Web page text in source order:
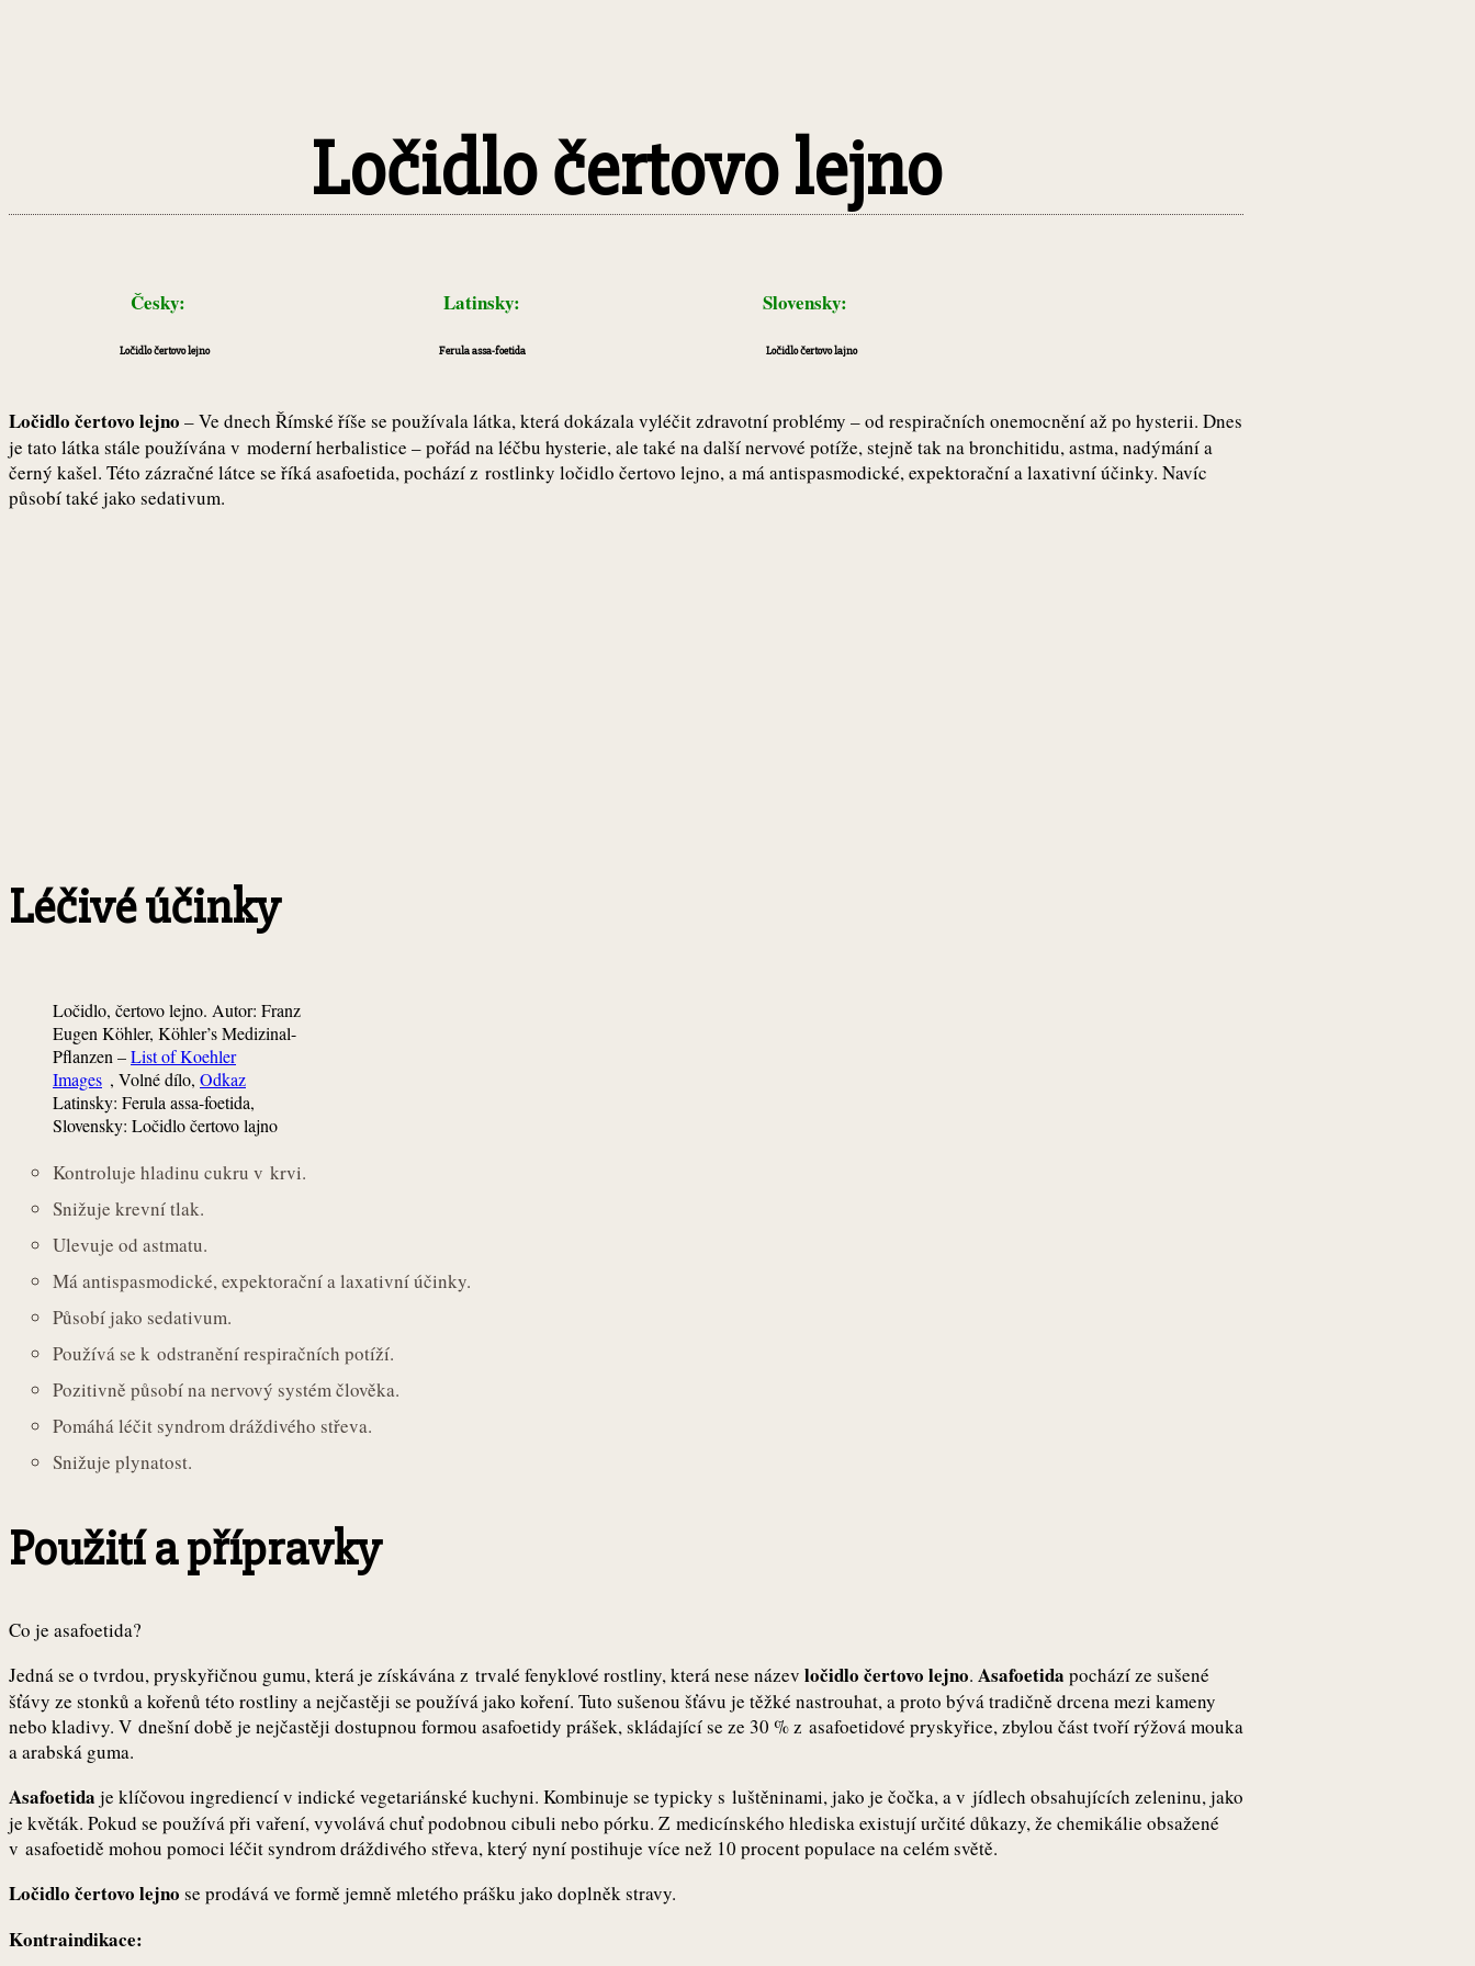
Ločidlo čertovo lejno
Česky:
Ločidlo čertovo lejno
Latinsky:
Ferula assa-foetida
Slovensky:
Ločidlo čertovo lajno
Ločidlo čertovo lejno – Ve dnech Římské říše se používala látka, která dokázala vyléčit zdravotní problémy – od respiračních onemocnění až po hysterii. Dnes
je tato látka stále používána v moderní herbalistice – pořád na léčbu hysterie, ale také na další nervové potíže, stejně tak na bronchitidu, astma, nadýmání a
černý kašel. Této zázračné látce se říká asafoetida, pochází z rostlinky ločidlo čertovo lejno, a má antispasmodické, expektorační a laxativní účinky. Navíc
působí také jako sedativum.
Léčivé účinky
Ločidlo, čertovo lejno. Autor: Franz
Eugen Köhler, Köhler’s Medizinal-
Pflanzen –List of Koehler
Images , Volné dílo, Odkaz
Latinsky: Ferula assa-foetida,
Slovensky: Ločidlo čertovo lajno
Kontroluje hladinu cukru v krvi.
Snižuje krevní tlak.
Ulevuje od astmatu.
Má antispasmodické, expektorační a laxativní účinky.
Působí jako sedativum.
Používá se k odstranění respiračních potíží.
Pozitivně působí na nervový systém člověka.
Pomáhá léčit syndrom dráždivého střeva.
Snižuje plynatost.
Použití a přípravky
Co je asafoetida?
Jedná se o tvrdou, pryskyřičnou gumu, která je získávána z trvalé fenyklové rostliny, která nese název ločidlo čertovo lejno. Asafoetida pochází ze sušené
šťávy ze stonků a kořenů této rostliny a nejčastěji se používá jako koření. Tuto sušenou šťávu je těžké nastrouhat, a proto bývá tradičně drcena mezi kameny
nebo kladivy. V dnešní době je nejčastěji dostupnou formou asafoetidy prášek, skládající se ze 30 % z asafoetidové pryskyřice, zbylou část tvoří rýžová mouka
a arabská guma.
Asafoetida je klíčovou ingrediencí v indické vegetariánské kuchyni. Kombinuje se typicky s luštěninami, jako je čočka, a v jídlech obsahujících zeleninu, jako
je květák. Pokud se používá při vaření, vyvolává chuť podobnou cibuli nebo pórku. Z medicínského hlediska existují určité důkazy, že chemikálie obsažené
v asafoetidě mohou pomoci léčit syndrom dráždivého střeva, který nyní postihuje více než 10 procent populace na celém světě.
Ločidlo čertovo lejno se prodává ve formě jemně mletého prášku jako doplněk stravy.
Kontraindikace: